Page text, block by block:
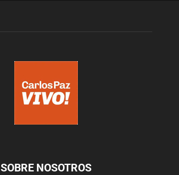
SOBRE NOSOTROS